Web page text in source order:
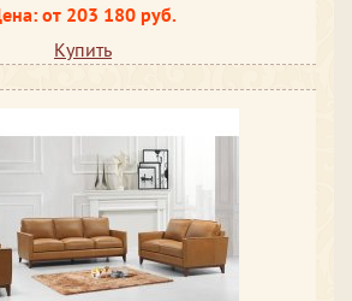
от 203 180 руб.
Купить